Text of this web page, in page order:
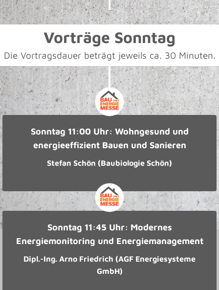
Vorträge Sonntag
Die Vortragsdauer beträgt jeweils ca. 30 Minuten.
Sonntag 11:00 Uhr: Wohngesund und
energieeffizient Bauen und Sanieren
Stefan Schön (Baubiologie Schön)
Sonntag 11:45 Uhr: Modernes
Energiemonitoring und Energiemanagement
Dipl.-Ing. Arno Friedrich (AGF Energiesysteme
GmbH)